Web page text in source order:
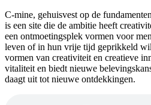
C-mine, gehuisvest op de
is een site die de ambitie heeft
een ontmoetingsplek vormen voor
leven of in hun vrije tijd geprikkeld
vormen van creativiteit en creatieve
vitaliteit en biedt nieuwe
daagt uit tot nieuwe ontdekkingen.